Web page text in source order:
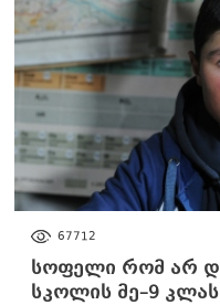
67712
სოფელი რომ არ
სკოლის მე–9